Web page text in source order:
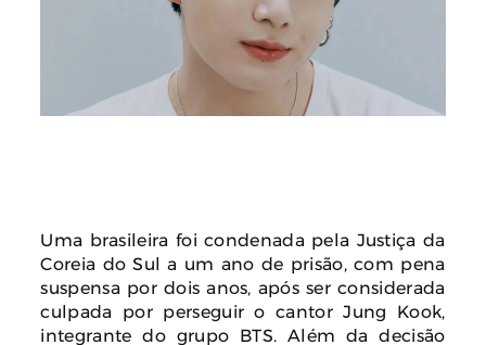
Uma brasileira foi condenada pela Justiça da
Coreia do Sul a um ano de prisão, com pena
suspensa por dois anos, após ser considerada
culpada por perseguir o cantor Jung Kook,
integrante do grupo BTS. Além da decisão